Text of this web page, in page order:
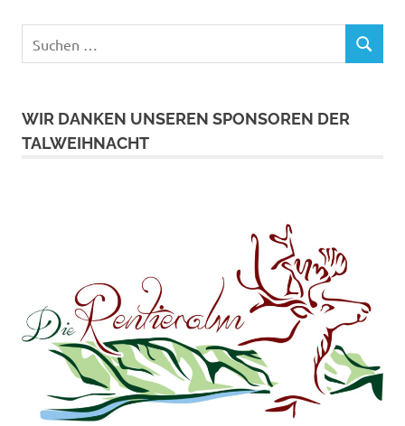
nach:
SUCHEN
WIR DANKEN UNSEREN SPONSOREN DER
TALWEIHNACHT